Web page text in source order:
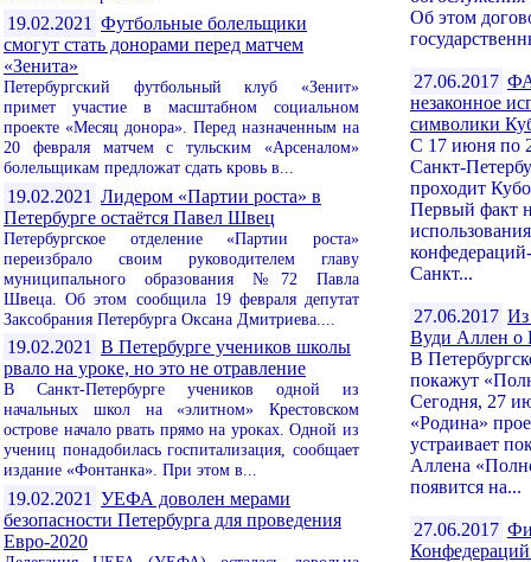
19.02.2021 Футбольные болельщики
смогут стать донорами перед матчем
«Зенита»
Петербургский футбольный клуб «Зенит»
примет участие в масштабном социальном
проекте «Месяц донора». Перед назначенным на
20 февраля матчем с тульским «Арсеналом»
болельщикам предложат сдать кровь в...
19.02.2021 Лидером «Партии роста» в
Петербурге остаётся Павел Швец
Петербургское отделение «Партии роста»
переизбрало своим руководителем главу
муниципального образования №72 Павла
Швеца. Об этом сообщила 19 февраля депутат
Заксобрания Петербурга Оксана Дмитриева....
19.02.2021 В Петербурге учеников школы
рвало на уроке, но это не отравление
В Санкт-Петербурге учеников одной из
начальных школ на «элитном» Крестовском
острове начало рвать прямо на уроках. Одной из
учениц понадобилась госпитализация, сообщает
издание «Фонтанка». При этом в...
19.02.2021 УЕФА доволен мерами
безопасности Петербурга для проведения
Евро-2020
Об этом
27.06.2017
незаконное
символики
С 17 июня по
Санкт-
проходит
Первый факт
Санкт...
27.06.2017
Вуди Аллен о
В
покажут
Сегодня, 27
«Родина»
устраивает
Аллена
появится на...
27.06.2017